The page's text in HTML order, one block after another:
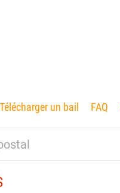
Télécharger un bail FAQ